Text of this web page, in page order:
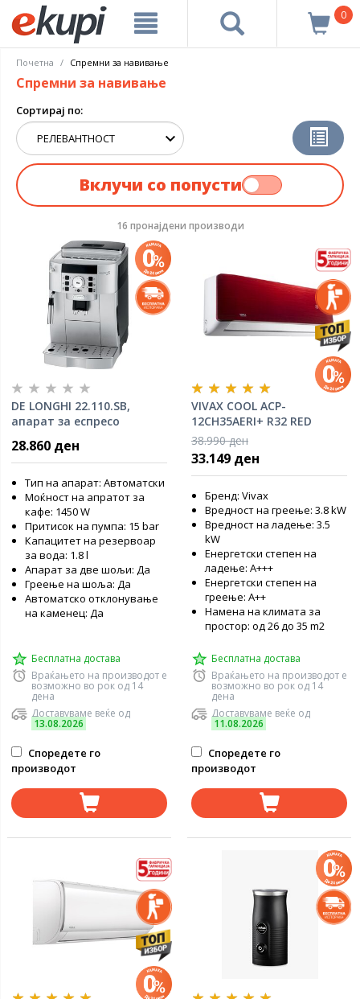
0
Почетна Спремни за навивање
Спремни за навивање
Сортирај по:
Вклучи со попусти
16 пронајдени производи
DE LONGHI 22.110.SB,
апарат за еспресо
28.860 ден
Тип на апарат: Автоматски
Моќност на апратот за
кафе: 1450 W
Притисок на пумпа: 15 bar
Капацитет на резервоар
за вода: 1.8 l
Апарат за две шољи: Да
Греење на шоља: Да
Автоматско отклонување
на каменец: Да
Бесплатна достава
Враќањето на производот е
возможно во рок од 14
дена
Доставуваме веќе од
13.08.2026
Споредете го
производот
VIVAX COOL ACP-
12CH35AERI+ R32 RED
инвертер клима уред
38.990 ден
33.149 ден
Бренд: Vivax
Вредност на греење: 3.8 kW
Вредност на ладење: 3.5
kW
Енергетски степен на
ладење: A+++
Енергетски степен на
греење: А++
Намена на климата за
простор: од 26 до 35 m2
Бесплатна достава
Враќањето на производот е
возможно во рок од 14
дена
Доставуваме веќе од
11.08.2026
Споредете го
производот